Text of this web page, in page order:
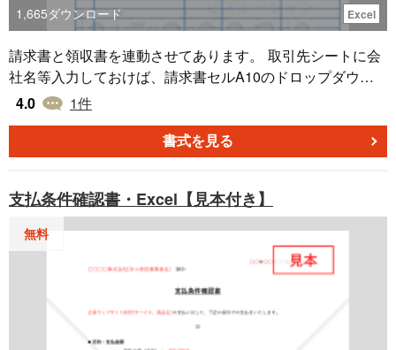
1,665ダウンロード Excel
請求書と領収書を連動させてあります。 取引先シートに会
社名等入力しておけば、請求書セルA10のドロップダウン
リストで選択できます。選択すると住所等表示されます。
払い期限、請求内容、(備考)を入力してください。 消費税
率(G39)は10%又は8%を選択できるようになってます。
内容を反映させてあります。
4.0 1件
書式を見る
支払条件確認書・Excel【見本付き】
無料